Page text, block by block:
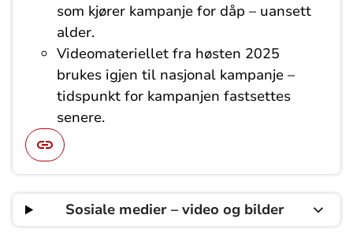
som kjører kampanje for dåp – uansett
alder.
Videomateriellet fra høsten 2025
brukes igjen til nasjonal kampanje –
tidspunkt for kampanjen fastsettes
senere.
Sosiale medier – video og bilder